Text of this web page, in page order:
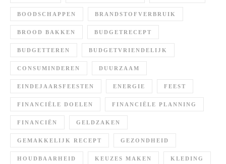
BOODSCHAPPEN BRANDSTOFVERBRUIK
BROOD BAKKEN BUDGETRECEPT
BUDGETTEREN BUDGETVRIENDELIJK
CONSUMINDEREN DUURZAAM
EINDEJAARSFEESTEN ENERGIE FEEST
FINANCIËLE DOELEN FINANCIËLE PLANNING
FINANCIËN GELDZAKEN
GEMAKKELIJK RECEPT GEZONDHEID
HOUDBAARHEID KEUZES MAKEN KLEDING